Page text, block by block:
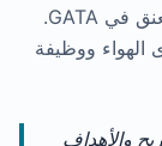
في الأنف والأذن والحنجرة وجراحة الرأس والعنق في GATA.
ووظيفة
والأهداف